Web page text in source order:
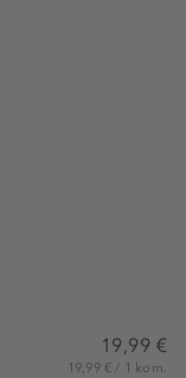
19,99 €
19,99 € / 1 kom.